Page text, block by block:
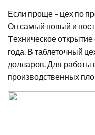
Если проще – цех по
Он самый новый и
Tехническое открытие
года. В таблеточный
долларов. Для работы
производственных